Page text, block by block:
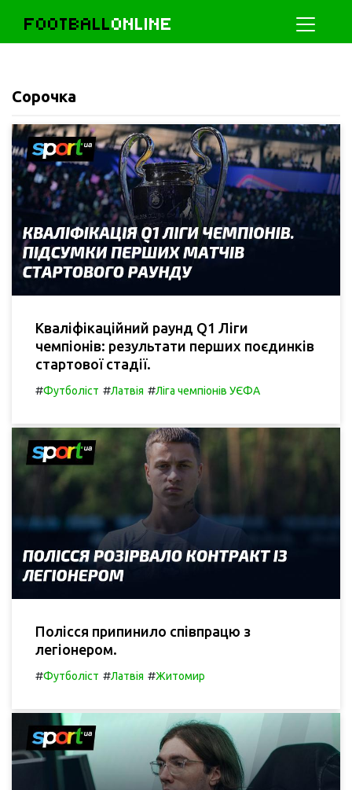
FOOTBALLONLINE
Сорочка
Кваліфікаційний раунд Q1 Ліги
чемпіонів: результати перших поєдинків
стартової стадії.
#Футболіст #Латвія #Ліга чемпіонів УЄФА
Полісся припинило співпрацю з
легіонером.
#Футболіст #Латвія #Житомир